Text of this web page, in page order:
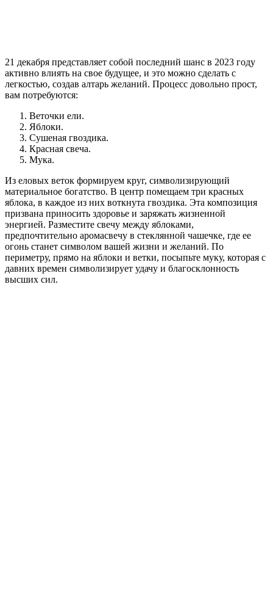
21 декабря представляет собой последний шанс в 2023 году
активно влиять на свое будущее, и это можно сделать с
легкостью, создав алтарь желаний. Процесс довольно прост,
вам потребуются:
Веточки ели.
Яблоки.
Сушеная гвоздика.
Красная свеча.
Мука.
Из еловых веток формируем круг, символизирующий
материальное богатство. В центр помещаем три красных
яблока, в каждое из них воткнута гвоздика. Эта композиция
призвана приносить здоровье и заряжать жизненной
энергией. Разместите свечу между яблоками,
предпочтительно аромасвечу в стеклянной чашечке, где ее
огонь станет символом вашей жизни и желаний. По
периметру, прямо на яблоки и ветки, посыпьте муку, которая с
давних времен символизирует удачу и благосклонность
высших сил.